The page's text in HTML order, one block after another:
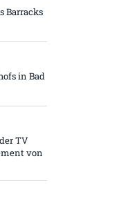
Barracks
in Bad
TV
von